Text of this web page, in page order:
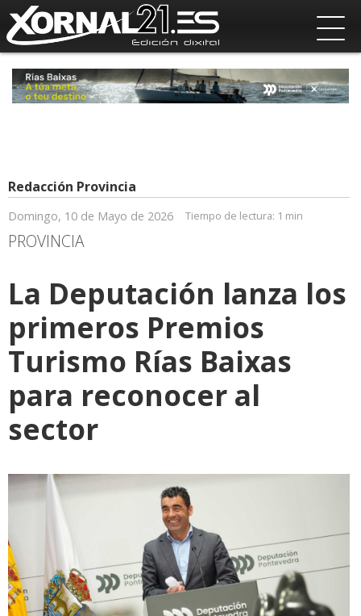
Redacción Provincia
Domingo, 10 de Mayo de 2026 Tiempo de lectura: 1 min
PROVINCIA
La Deputación lanza los
primeros Premios
Turismo Rías Baixas
para reconocer al
sector